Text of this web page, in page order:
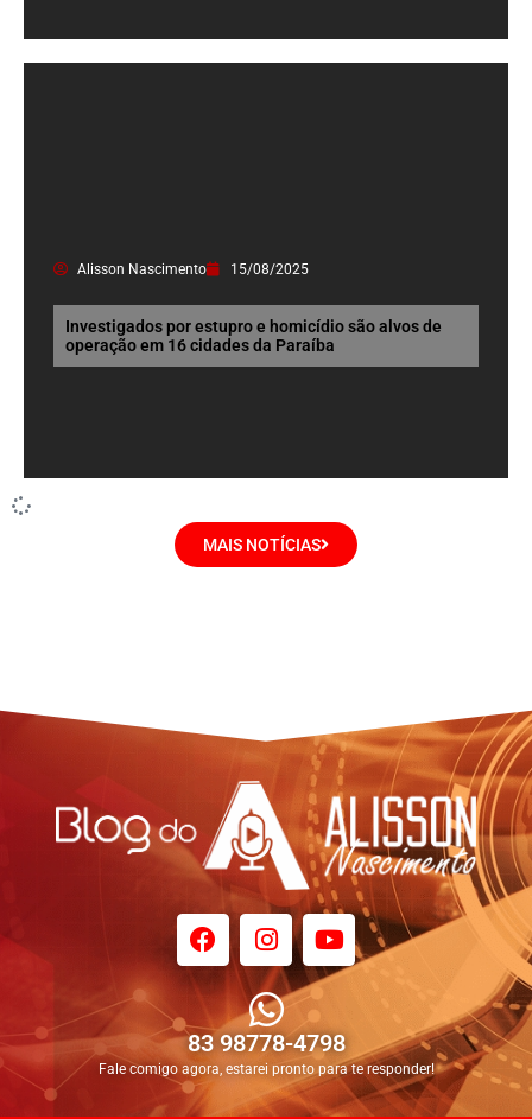
Alisson Nascimento 15/08/2025
Investigados por estupro e homicídio são alvos de
operação em 16 cidades da Paraíba
MAIS NOTÍCIAS
83 98778-4798
Fale comigo agora, estarei pronto para te responder!